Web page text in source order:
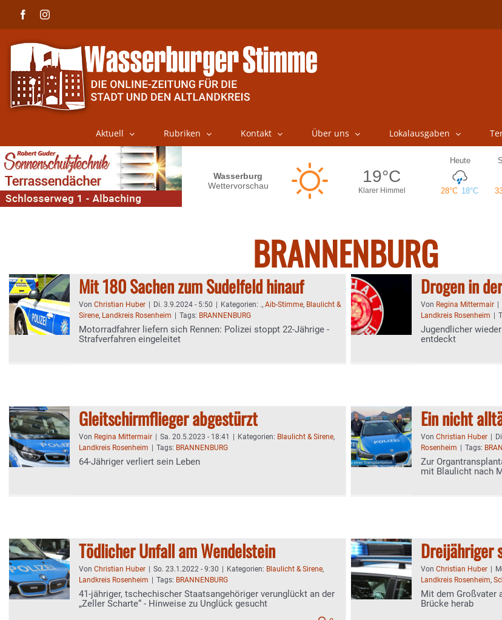
FacebookInstagram
Aktuell Rubriken Kontakt Über uns Lokalausgaben
BRANNENBURG
Mit 180 Sachen zum Sudelfeld hinauf
Von Christian Huber Di. 3.9.2024 - 5:50 Kategorien: ., Aib-Stimme, Blaulicht &
Sirene, Landkreis Rosenheim Tags: BRANNENBURG
Motorradfahrer liefern sich Rennen: Polizei stoppt 22-Jährige -
Strafverfahren eingeleitet
Drogen in
Von Regina Mittermair
Landkreis Rosenheim
Jugendlicher
entdeckt
Gleitschirmflieger abgestürzt
Von Regina Mittermair Sa. 20.5.2023 - 18:41 Kategorien: Blaulicht & Sirene,
Landkreis Rosenheim
Tags: BRANNENBURG
64-Jähriger verliert sein Leben
Ein nicht
Von Christian Huber
Rosenheim
Tags:
Zur
mit Blaulicht nach
Tödlicher Unfall am Wendelstein
Von Christian Huber So. 23.1.2022 - 9:30 Kategorien: Blaulicht & Sirene,
Landkreis Rosenheim
Tags: BRANNENBURG
41-jähriger, tschechischer Staatsangehöriger verunglückt an der
„Zeller Scharte“ - Hinweise zu Unglück gesucht
Dreijähriger
Von Christian Huber
Landkreis Rosenheim,
Mit dem Großvater
Brücke herab